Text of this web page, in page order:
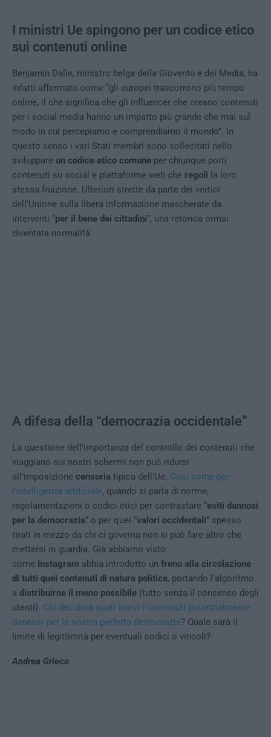
I ministri Ue spingono per un codice etico
sui contenuti online
Benjamin Dalle, ministro belga della Gioventù e dei Media, ha
infatti affermato come “gli europei trascorrono più tempo
online, il che significa che gli influencer che creano contenuti
per i social media hanno un impatto più grande che mai sul
modo in cui percepiamo e comprendiamo il mondo”. In
questo senso i vari Stati membri sono sollecitati nello
sviluppare un codice etico comune per chiunque porti
contenuti su social e piattaforme web che regoli la loro
stessa fruizione. Ulteriori strette da parte dei vertici
dell’Unione sulla libera informazione mascherate da
interventi “per il bene dei cittadini”, una retorica ormai
diventata normalità.
A difesa della “democrazia occidentale”
La questione dell’importanza del controllo dei contenuti che
viaggiano sui nostri schermi non può ridursi
all’imposizione censoria tipica dell’Ue. Così come per
l’intelligenza artificiale, quando si parla di norme,
regolamentazioni o codici etici per contrastare “esiti dannosi
per la democrazia” o per quei “valori occidentali” spesso
tirati in mezzo da chi ci governa non si può fare altro che
mettersi in guardia. Già abbiamo visto
come Instagram abbia introdotto un freno alla circolazione
di tutti quei contenuti di natura politica, portando l’algoritmo
a distribuirne il meno possibile (tutto senza il consenso degli
utenti). Chi deciderà quali siano i contenuti potenzialmente
dannosi per la nostra perfetta democrazia? Quale sarà il
limite di legittimità per eventuali codici o vincoli?
Andrea Grieco